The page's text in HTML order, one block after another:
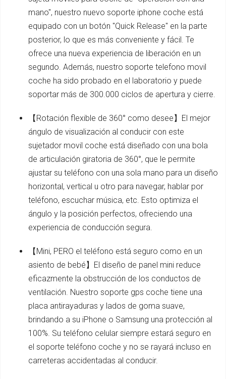
mano", nuestro nuevo soporte iphone coche está
equipado con un botón "Quick Release" en la parte
posterior, lo que es más conveniente y fácil. Te
ofrece una nueva experiencia de liberación en un
segundo. Además, nuestro soporte telefono movil
coche ha sido probado en el laboratorio y puede
soportar más de 300.000 ciclos de apertura y cierre.
【Rotación flexible de 360° como desee】El mejor
ángulo de visualización al conducir con este
sujetador movil coche está diseñado con una bola
de articulación giratoria de 360°, que le permite
ajustar su teléfono con una sola mano para un diseño
horizontal, vertical u otro para navegar, hablar por
teléfono, escuchar música, etc. Esto optimiza el
ángulo y la posición perfectos, ofreciendo una
experiencia de conducción segura.
【Mini, PERO el teléfono está seguro como en un
asiento de bebé】El diseño de panel mini reduce
eficazmente la obstrucción de los conductos de
ventilación. Nuestro soporte gps coche tiene una
placa antirayaduras y lados de goma suave,
brindando a su iPhone o Samsung una protección al
100%. Su teléfono celular siempre estará seguro en
el soporte teléfono coche y no se rayará incluso en
carreteras accidentadas al conducir.